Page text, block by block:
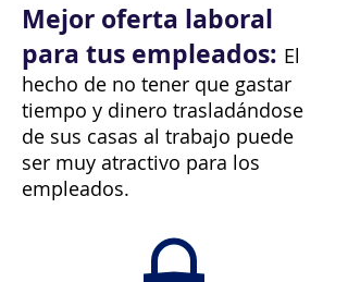
Mejor oferta laboral
para tus empleados: El
hecho de no tener que gastar
tiempo y dinero trasladándose
de sus casas al trabajo puede
ser muy atractivo para los
empleados.